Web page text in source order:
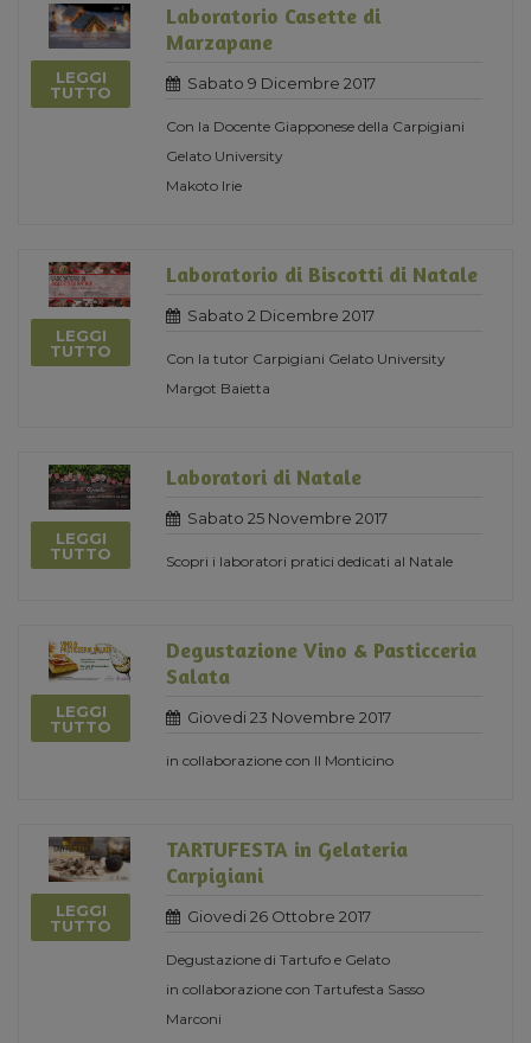
LEGGI
TUTTO
Laboratorio Casette di
Marzapane
Sabato 9 Dicembre 2017
Con la Docente Giapponese della Carpigiani
Gelato University
Makoto Irie
LEGGI
TUTTO
Laboratorio di Biscotti di Natale
Sabato 2 Dicembre 2017
Con la tutor Carpigiani Gelato University
Margot Baietta
LEGGI
TUTTO
Laboratori di Natale
Sabato 25 Novembre 2017
Scopri i laboratori pratici dedicati al Natale
LEGGI
TUTTO
Degustazione Vino & Pasticceria
Salata
Giovedi 23 Novembre 2017
in collaborazione con Il Monticino
LEGGI
TUTTO
TARTUFESTA in Gelateria
Carpigiani
Giovedi 26 Ottobre 2017
Degustazione di Tartufo e Gelato
in collaborazione con Tartufesta Sasso
Marconi